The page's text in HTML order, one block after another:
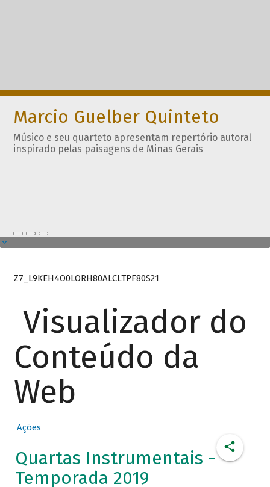
Marcio Guelber Quinteto
Músico e seu quarteto apresentam repertório autoral
inspirado pelas paisagens de Minas Gerais
Z7_L9KEH4O0LORH80ALCLTPF80S21
Visualizador do
Conteúdo da
Web
Ações
Quartas Instrumentais -
Temporada 2019